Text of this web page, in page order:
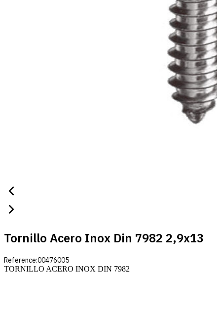
Tornillo Acero Inox Din 7982 2,9x13
Reference:00476005
TORNILLO ACERO INOX DIN 7982